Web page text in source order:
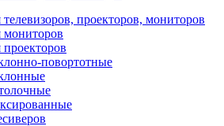
проекторов, мониторов
повортотные